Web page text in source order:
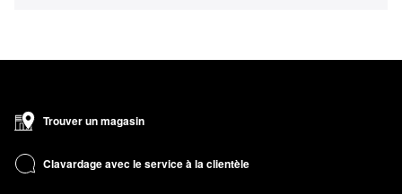
Trouver un magasin
Clavardage avec le service à la clientèle